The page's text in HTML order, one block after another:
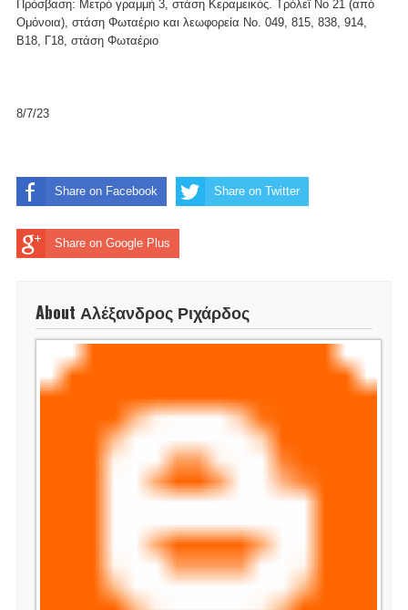
Πρόσβαση: Μετρό γραμμή 3, στάση Κεραμεικός. Τρόλεϊ Νο 21 (από
Ομόνοια), στάση Φωταέριο και λεωφορεία No. 049, 815, 838, 914,
Β18, Γ18, στάση Φωταέριο
8/7/23
Share on Facebook Share on Twitter
Share on Google Plus
About Αλέξανδρος Ριχάρδος